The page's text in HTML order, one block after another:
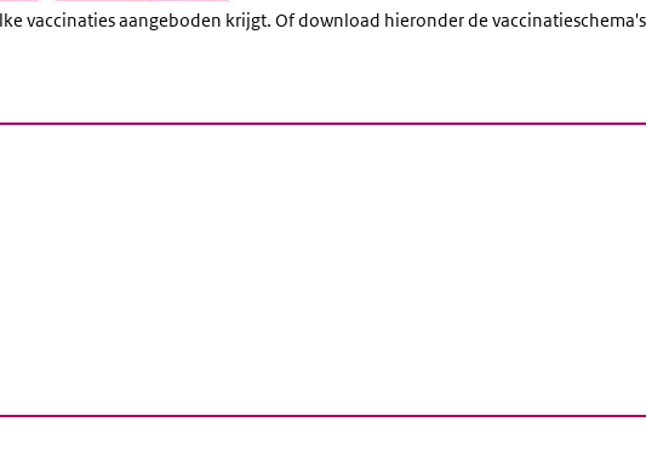
vaccinaties aangeboden krijgt. Of download hieronder de